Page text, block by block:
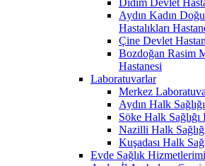
Aydın Kadın
Hastalıkları
Çine Devlet
Bozdoğan Rasim
Hastanesi
Laboratuvarlar
Merkez
Aydın Halk
Söke Halk Sağlığı
Nazilli Halk
Kuşadası Halk
Evde Sağlık